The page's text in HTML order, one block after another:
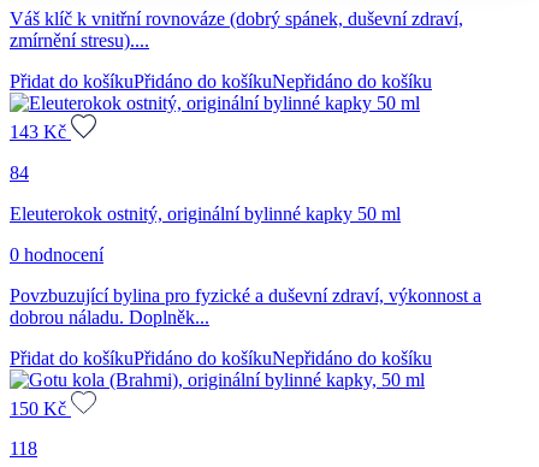
Váš klíč k vnitřní rovnováze (dobrý spánek, duševní zdraví,
zmírnění stresu)....
Přidat do košíkuPřidáno do košíkuNepřidáno do košíku
143 Kč
84
Eleuterokok ostnitý, originální bylinné kapky 50 ml
0 hodnocení
Povzbuzující bylina pro fyzické a duševní zdraví, výkonnost a
dobrou náladu. Doplněk...
Přidat do košíkuPřidáno do košíkuNepřidáno do košíku
150 Kč
118